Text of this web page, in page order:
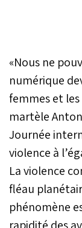
«Nous ne
numérique
femmes et
martèle
Journée
violence à
La violence
fléau
phénomène